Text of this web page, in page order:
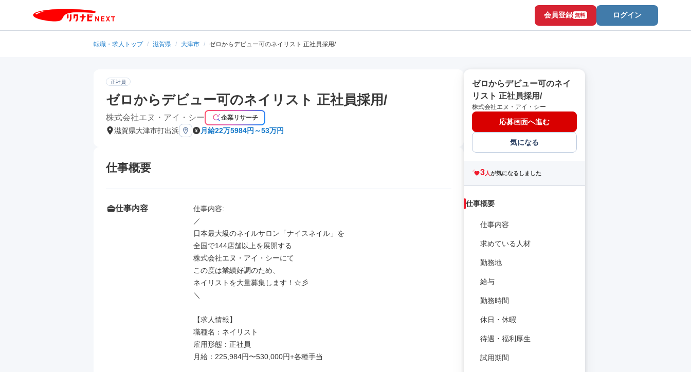
会員登録 無料 ログイン
転職・求人トップ / 滋賀県 / 大津市 / ゼロからデビュー可のネイリスト 正社員採用/
正社員
ゼロからデビュー可のネイリスト 正社員採用/
株式会社エヌ・アイ・シー 企業リサーチ
滋賀県大津市打出浜 月給22万5984円～53万円
仕事概要
仕事内容
仕事内容:
／
日本最大級のネイルサロン「ナイスネイル」を
全国で144店舗以上を展開する
株式会社エヌ・アイ・シーにて
この度は業績好調のため、
ネイリストを大量募集します！☆彡
＼
【求人情報】
職種名：ネイリスト
雇用形態：正社員
月給：225,984円〜530,000円+各種手当
ゼロからデビュー可のネイ
リスト 正社員採用/
株式会社エヌ・アイ・シー
応募画面へ進む
気になる
3人が気になるしました
仕事概要
仕事内容
求めている人材
勤務地
給与
勤務時間
休日・休暇
待遇・福利厚生
試用期間